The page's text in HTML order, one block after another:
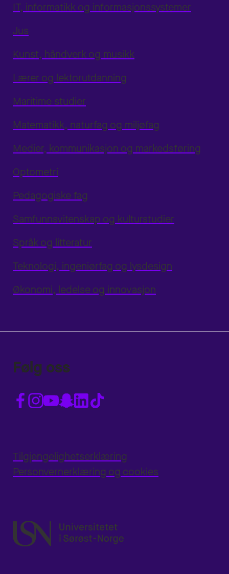
IT, informatikk og informasjonssystemer
Jus
Kunst, håndverk og musikk
Lærer og lektorutdanning
Maritime studier
Matematikk, naturfag og miljøfag
Medier, kommunikasjon og markedsføring
Optometri
Pedagogiske fag
Samfunnsvitenskap og kulturstudier
Språk og litteratur
Teknologi, ingeniørfag og lysdesign
Økonomi, ledelse og innovasjon
Følg oss
Tilgjengelighetserklæring
Personvernerklæring og cookies